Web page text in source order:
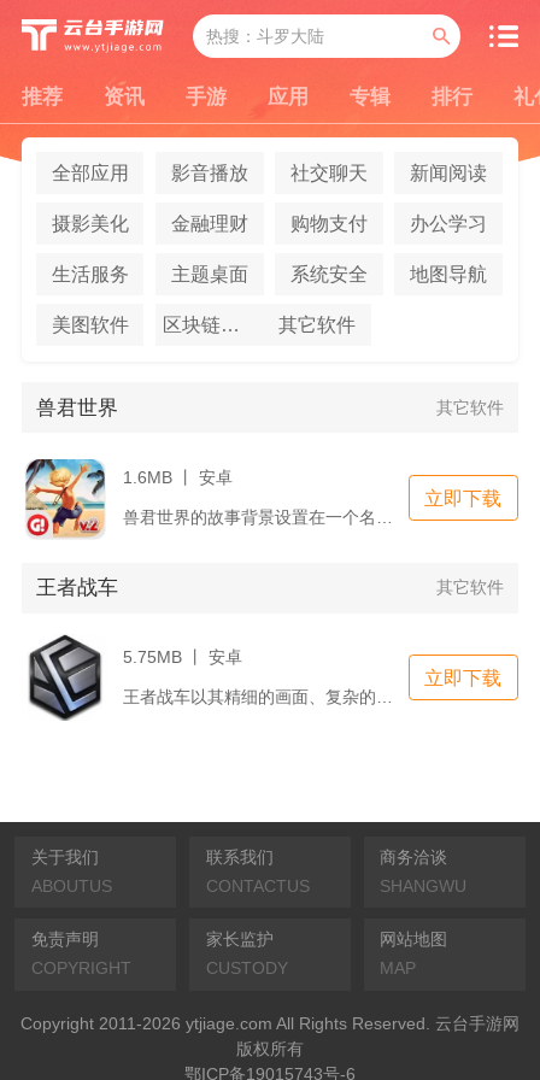
推荐 资讯 手游 应用 专辑 排行 礼
全部应用 影音播放 社交聊天 新闻阅读
摄影美化 金融理财 购物支付 办公学习
生活服务 主题桌面 系统安全 地图导航
美图软件 区块链应用 其它软件
兽君世界 其它软件
1.6MB 丨 安卓
立即下载
王者战车 其它软件
5.75MB 丨 安卓
立即下载
关于我们
ABOUTUS
联系我们
CONTACTUS
商务洽谈
SHANGWU
免责声明
COPYRIGHT
家长监护
CUSTODY
网站地图
MAP
Copyright 2011-2026 ytjiage.com All Rights Reserved. 云台手游网
版权所有
鄂ICP备19015743号-6